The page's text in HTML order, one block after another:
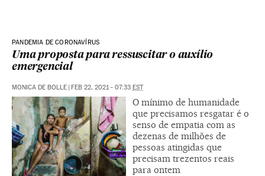
PANDEMIA DE CORONAVÍRUS
Uma proposta para ressuscitar o auxílio
emergencial
MONICA DE BOLLE | FEB 22, 2021 - 07:33 EST
O mínimo de humanidade
que precisamos resgatar é o
senso de empatia com as
dezenas de milhões de
pessoas atingidas que
precisam trezentos reais
para ontem